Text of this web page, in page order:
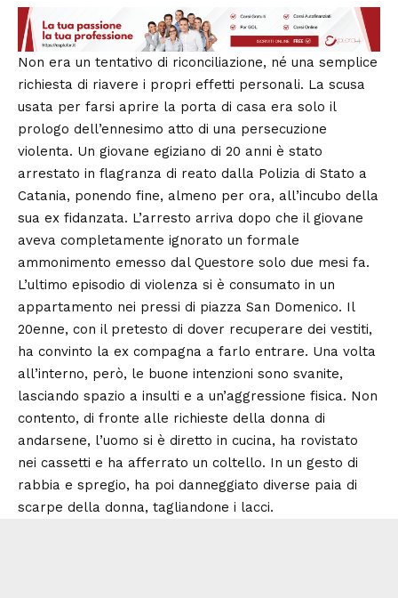
Non era un tentativo di riconciliazione, né una semplice
richiesta di riavere i propri effetti personali. La scusa
usata per farsi aprire la porta di casa era solo il
prologo dell’ennesimo atto di una persecuzione
violenta. Un giovane egiziano di 20 anni è stato
arrestato in flagranza di reato dalla Polizia di Stato a
Catania, ponendo fine, almeno per ora, all’incubo della
sua ex fidanzata. L’arresto arriva dopo che il giovane
aveva completamente ignorato un formale
ammonimento emesso dal Questore solo due mesi fa.
L’ultimo episodio di violenza si è consumato in un
appartamento nei pressi di piazza San Domenico. Il
20enne, con il pretesto di dover recuperare dei vestiti,
ha convinto la ex compagna a farlo entrare. Una volta
all’interno, però, le buone intenzioni sono svanite,
lasciando spazio a insulti e a un’aggressione fisica. Non
contento, di fronte alle richieste della donna di
andarsene, l’uomo si è diretto in cucina, ha rovistato
nei cassetti e ha afferrato un coltello. In un gesto di
rabbia e spregio, ha poi danneggiato diverse paia di
scarpe della donna, tagliandone i lacci.